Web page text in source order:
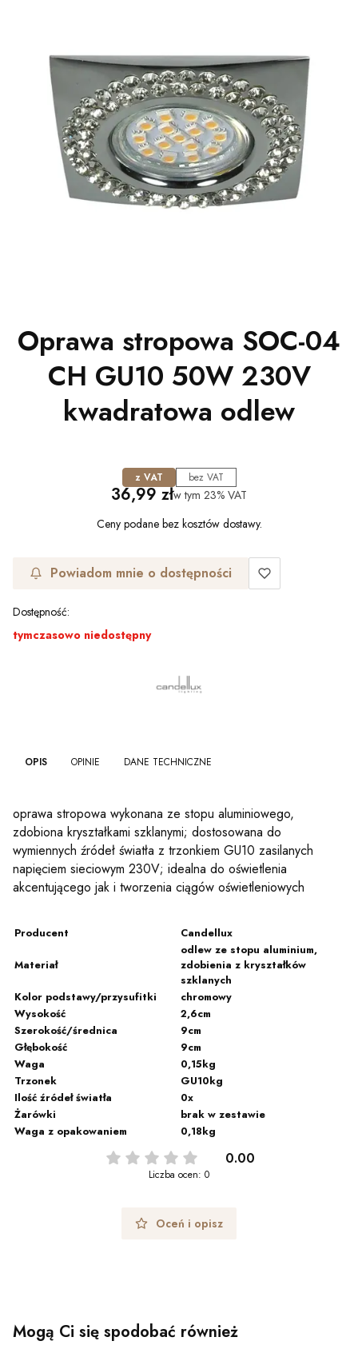
Oprawa stropowa SOC-04
CH GU10 50W 230V
kwadratowa odlew
z VAT bez VAT
Cena
36,99 złw tym 23% VAT
Ceny podane bez kosztów dostawy.
Powiadom mnie o dostępności
Dostępność:
tymczasowo niedostępny
OPIS OPINIE DANE TECHNICZNE
oprawa stropowa wykonana ze stopu aluminiowego,
zdobiona kryształkami szklanymi; dostosowana do
wymiennych źródeł światła z trzonkiem GU10 zasilanych
napięciem sieciowym 230V; idealna do oświetlenia
akcentującego jak i tworzenia ciągów oświetleniowych
Producent Candellux
Materiał
odlew ze stopu aluminium,
zdobienia z kryształków
szklanych
Kolor podstawy/przysufitki
chromowy
Wysokość
2,6cm
Szerokość/średnica
9cm
Głębokość
9cm
Waga
0,15kg
Trzonek
GU10kg
Ilość źródeł światła
0x
Żarówki
brak w zestawie
Waga z opakowaniem
0,18kg
0.00
Liczba ocen: 0
Oceń i opisz
Mogą Ci się spodobać również